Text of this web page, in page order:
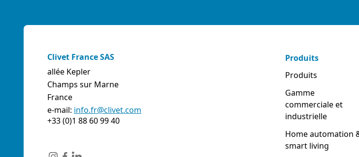
VIA MAESTRI DEL LAVORO, 4 - Z.I., 05023 BASCHI
0744/957610
0744956015
info@aziendaserviziitalia.it
Tertiary/Industrial
A.VENTI SRL
Clivet France SAS
allée Kepler
Champs sur Marne
France
e-mail: info.fr@clivet.com
+33 (0)1 88 60 99 40
Produits
Produits
Gamme
commerciale et
industrielle
Home automation
smart living